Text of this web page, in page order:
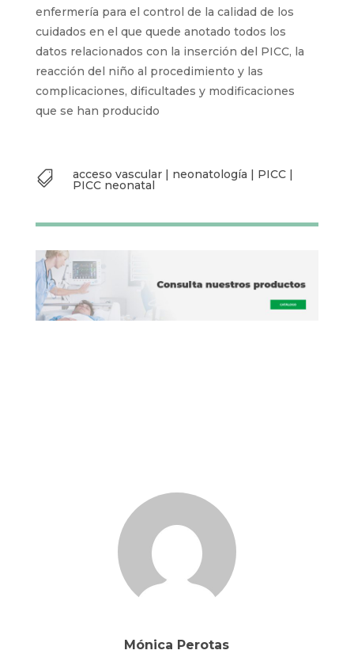
enfermería para el control de la calidad de los
cuidados en el que quede anotado todos los
datos relacionados con la inserción del PICC, la
reacción del niño al procedimiento y las
complicaciones, dificultades y modificaciones
que se han producido
 acceso vascular| neonatología | PICC|
PICC neonatal
Mónica Perotas